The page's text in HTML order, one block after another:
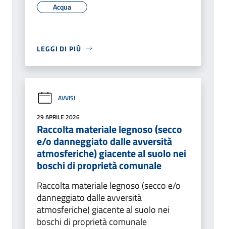
Acqua
LEGGI DI PIÙ
AVVISI
29 APRILE 2026
Raccolta materiale legnoso (secco
e/o danneggiato dalle avversità
atmosferiche) giacente al suolo nei
boschi di proprietà comunale
Raccolta materiale legnoso (secco e/o
danneggiato dalle avversità
atmosferiche) giacente al suolo nei
boschi di proprietà comunale